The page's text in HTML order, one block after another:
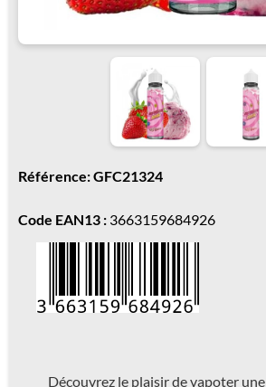
Référence: GFC21324
Code EAN13 : 3663159684926
Découvrez le plaisir de vapoter une